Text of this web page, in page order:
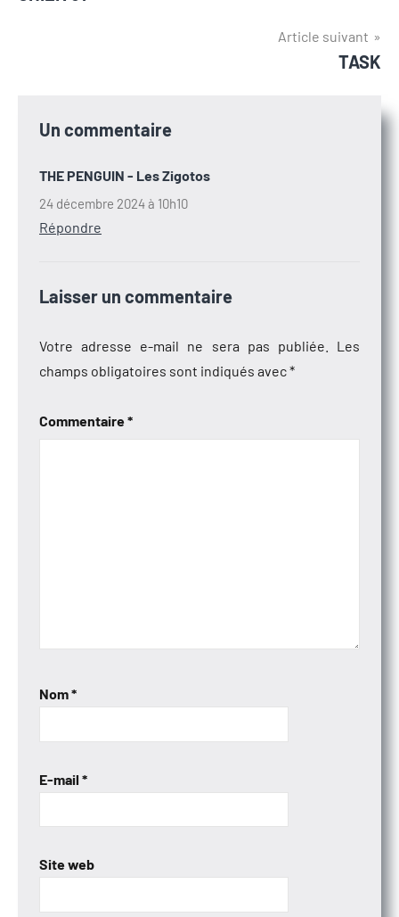
de
Article suivant
TASK
Un commentaire
THE PENGUIN - Les Zigotos
24 décembre 2024 à 10h10
Répondre
Laisser un commentaire
Votre adresse e-mail ne sera pas publiée.
Les
champs obligatoires sont indiqués avec*
Commentaire*
Nom*
E-mail *
Site web